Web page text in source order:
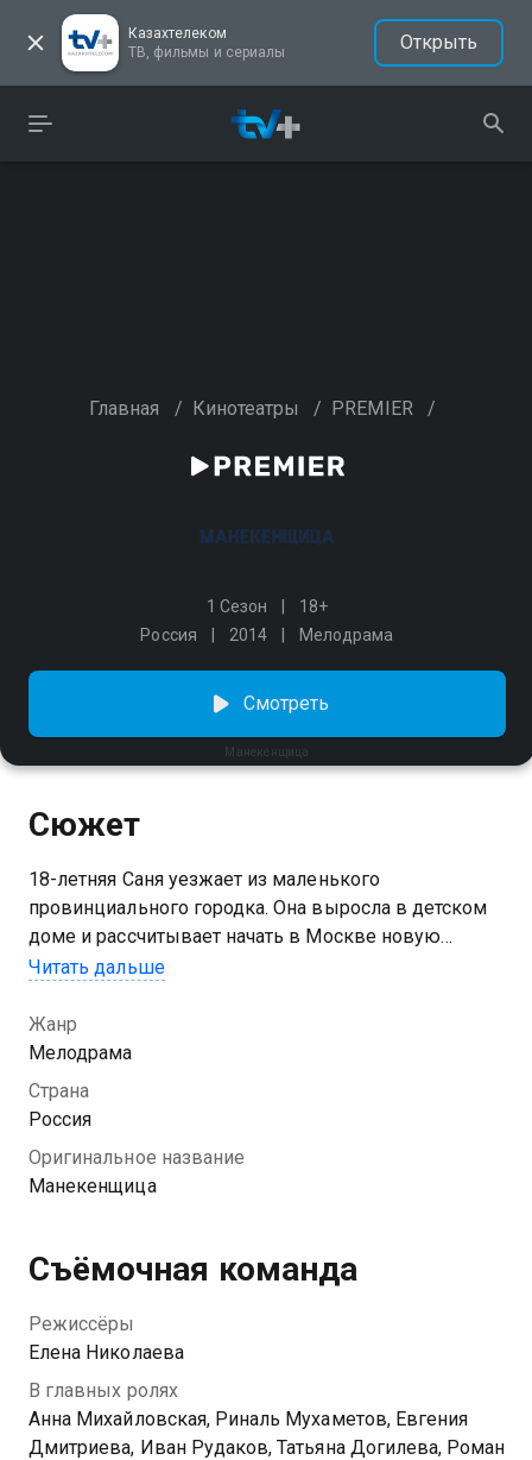
Казахтелеком
ТВ, фильмы и сериалы
Открыть
Главная / Кинотеатры / PREMIER /
1 Сезон
18+
Россия
2014 Мелодрама
Манекенщица
Смотреть
Сюжет
18-летняя Саня уезжает из маленького
провинциального городка. Она выросла в детском
доме и рассчитывает начать в Москве новую
жизнь. По досадной случайности Саша не поступает
моделей. Вскоре ее замечает известный кутюрье и
приглашает представлять его коллекцию в Париже.
Неожиданно девушка становится весьма
востребованной советской манекенщицей и
быть с видной красоткой разворачивается
ожесточенная битва, ведь остальные поклонники не
Читать дальше
Жанр
Мелодрама
Страна
Россия
Оригинальное название
Манекенщица
Съёмочная команда
Режиссёры
Елена Николаева
В главных ролях
Анна Михайловская, Риналь Мухаметов, Евгения
Дмитриева, Иван Рудаков, Татьяна Догилева, Роман